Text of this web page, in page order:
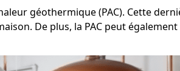
géothermique (PAC). Cette
De plus, la PAC peut